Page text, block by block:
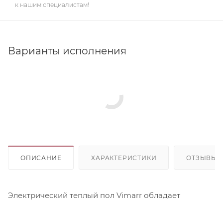
к нашим специалистам!
Варианты исполнения
ОПИСАНИЕ ХАРАКТЕРИСТИКИ ОТЗЫВЫ
Электрический теплый пол Vimarr обладает